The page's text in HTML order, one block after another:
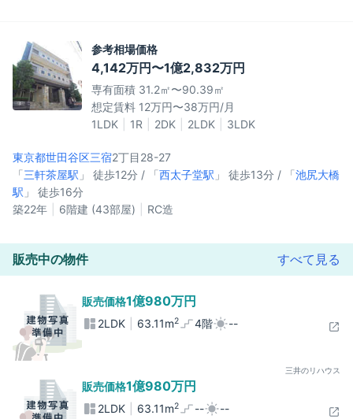
参考相場価格
4,142万円〜1億2,832万円
専有面積 31.2㎡〜90.39㎡
想定賃料 12万円〜38万円/月
1LDK
1R 2DK 2LDK 3LDK
東京都世田谷区三宿2丁目28-27
「三軒茶屋駅 」 徒歩12分 / 「西太子堂駅 」 徒歩13分 / 「池尻大橋
駅 」 徒歩16分
築22年
6階建 (43部屋) RC造
販売中の物件 すべて見る
販売価格1億980万円
2LDK 63.11m2 4階 --
三井のリハウス
販売価格1億980万円
2LDK 63.11m2 -- --